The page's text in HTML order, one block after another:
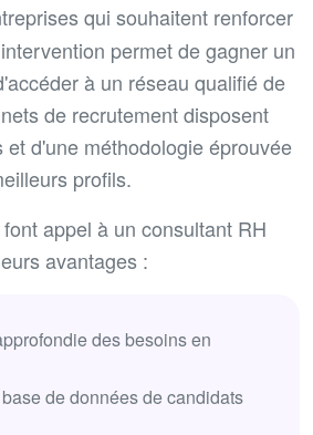
qui souhaitent renforcer
permet de gagner un
à un réseau qualifié de
de recrutement disposent
d'une méthodologie éprouvée
profils.
appel à un consultant RH
avantages :
des besoins en
de données de candidats